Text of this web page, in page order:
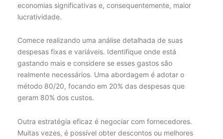
economias significativas e, consequentemente, maior
lucratividade.
Comece realizando uma análise detalhada de suas
despesas fixas e variáveis. Identifique onde está
gastando mais e considere se esses gastos são
realmente necessários. Uma abordagem é adotar o
método 80/20, focando em 20% das despesas que
geram 80% dos custos.
Outra estratégia eficaz é negociar com fornecedores.
Muitas vezes, é possível obter descontos ou melhores